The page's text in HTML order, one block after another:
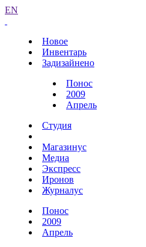
EN
Новое
Инвентарь
Задизайнено
Понос
2009
Апрель
Студия
Магазинус
Медиа
Экспресс
Иронов
Журналус
Понос
2009
Апрель